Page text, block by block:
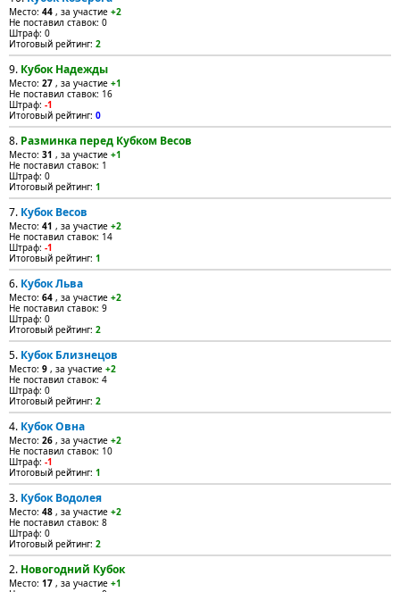
Место: 44 , за участие +2
Не поставил ставок: 0
Штраф: 0
Итоговый рейтинг: 2
9. Кубок Надежды
Место: 27 , за участие +1
Не поставил ставок: 16
Штраф: -1
Итоговый рейтинг: 0
8. Разминка перед Кубком Весов
Место: 31 , за участие +1
Не поставил ставок: 1
Штраф: 0
Итоговый рейтинг: 1
7. Кубок Весов
Место: 41 , за участие +2
Не поставил ставок: 14
Штраф: -1
Итоговый рейтинг: 1
6. Кубок Льва
Место: 64 , за участие +2
Не поставил ставок: 9
Штраф: 0
Итоговый рейтинг: 2
5. Кубок Близнецов
Место: 9 , за участие +2
Не поставил ставок: 4
Штраф: 0
Итоговый рейтинг: 2
4. Кубок Овна
Место: 26 , за участие +2
Не поставил ставок: 10
Штраф: -1
Итоговый рейтинг: 1
3. Кубок Водолея
Место: 48 , за участие +2
Не поставил ставок: 8
Штраф: 0
Итоговый рейтинг: 2
2. Новогодний Кубок
Место: 17 , за участие +1